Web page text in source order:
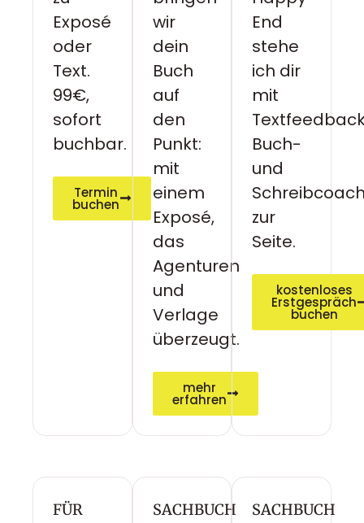
Exposé
oder
Text.
99€,
sofort
buchbar.
Termin
buchen
wir
dein
Buch
auf
den
Punkt:
mit
einem
Exposé,
das
Agenturen
und
Verlage
überzeugt.
mehr
erfahren
End
stehe
ich dir
mit
Buch-
und
zur
Seite.
kostenloses
Erstgespräch
buchen
FÜR
SACHBUCH
SACHBUCH